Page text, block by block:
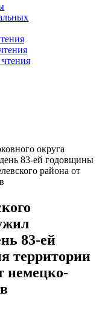
округа
83-ей годовщины
района от
83-ей
территории
немецко-